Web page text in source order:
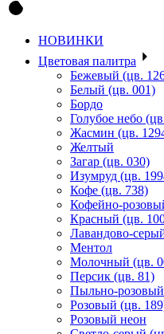
НОВИНКИ
Цветовая палитра
Бежевый (цв.
Белый (цв. 001)
Бордо
Голубое небо
Жасмин (цв.
Желтый
Загар (цв. 030)
Изумруд (цв.
Кофе (цв. 738)
Кофейно-
Красный (цв.
Лавандово-
Ментол
Молочный (цв.
Персик (цв. 81)
Пыльно-
Розовый (цв.
Розовый неон